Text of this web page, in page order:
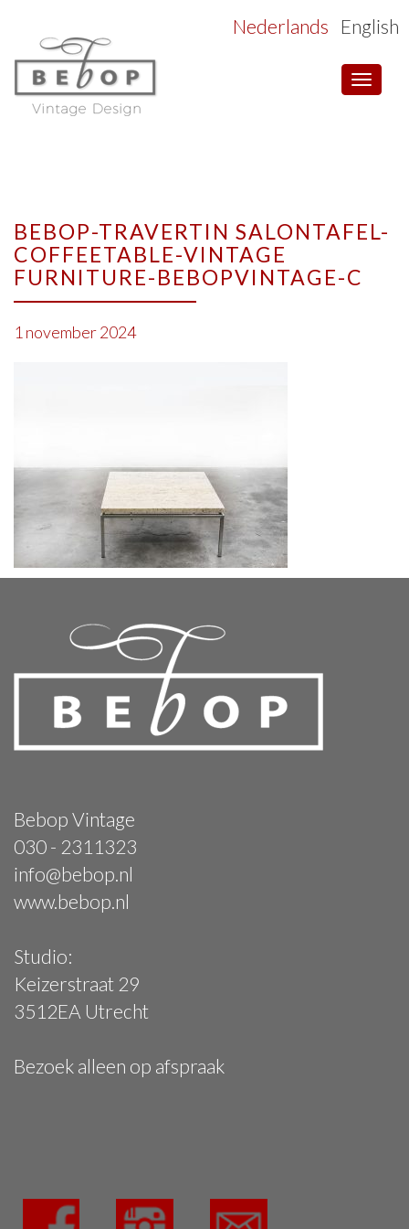
Toggle
Nederlands English
BEBOP-TRAVERTIN SALONTAFEL-
COFFEETABLE-VINTAGE
FURNITURE-BEBOPVINTAGE-C
1 november 2024
Bebop Vintage
030 - 2311323
info@bebop.nl
www.bebop.nl
Studio:
Keizerstraat 29
3512EA Utrecht
Bezoek alleen op afspraak